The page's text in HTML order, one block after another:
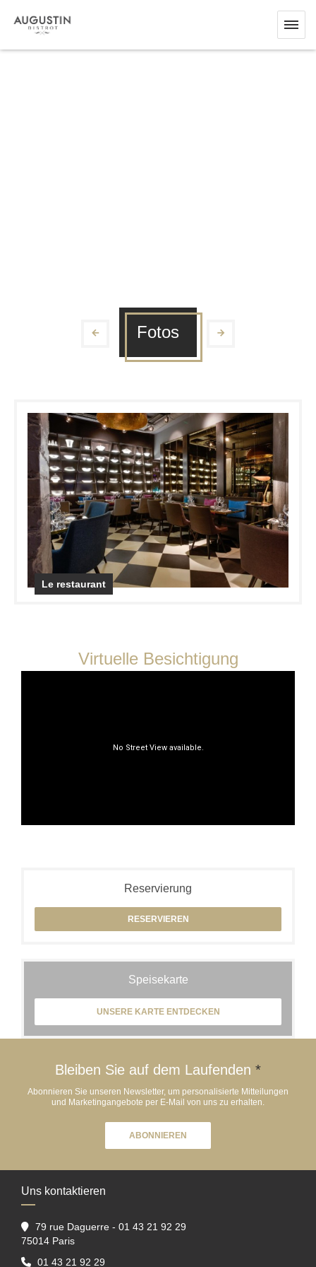
Fotos
Le restaurant
Virtuelle Besichtigung
Reservierung
RESERVIEREN
Speisekarte
UNSERE KARTE ENTDECKEN
Bleiben Sie auf dem Laufenden *
Abonnieren Sie unseren Newsletter, um personalisierte Mitteilungen
und Marketingangebote per E-Mail von uns zu erhalten.
ABONNIEREN
Uns kontaktieren
79 rue Daguerre - 01 43 21 92 29
75014 Paris((öffnet ein neues Fenster))
01 43 21 92 29